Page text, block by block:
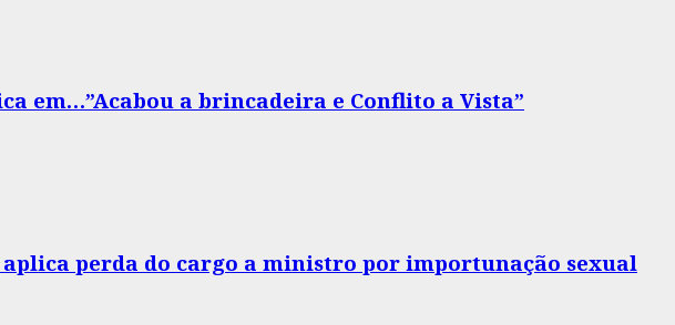
em…”Acabou a brincadeira e Conflito a Vista”
aplica perda do cargo a ministro por importunação sexual